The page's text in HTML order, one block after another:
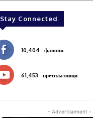
Stay Connected
10,404 фанови
61,453 претплатници
- Advertisement -